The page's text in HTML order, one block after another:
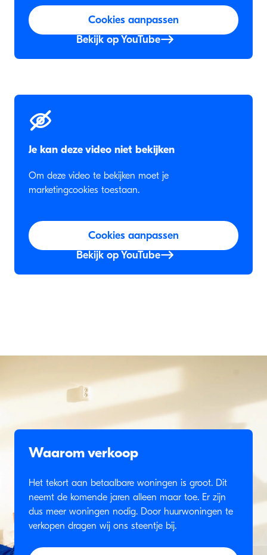
Cookies aanpassen
Bekijk op YouTube
Je kan deze video niet bekijken
Om deze video te bekijken moet je
marketingcookies toestaan.
Cookies aanpassen
Bekijk op YouTube
Waarom verkoop
Het tekort aan betaalbare woningen is groot. Dit
neemt de komende jaren alleen maar toe. Er zijn
dus meer woningen nodig. Door huurwoningen te
verkopen dragen wij ons steentje bij.